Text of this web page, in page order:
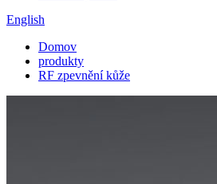
English
Domov
produkty
RF zpevnění kůže